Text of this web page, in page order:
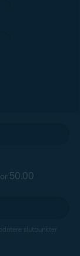
50.00
slutpunkter